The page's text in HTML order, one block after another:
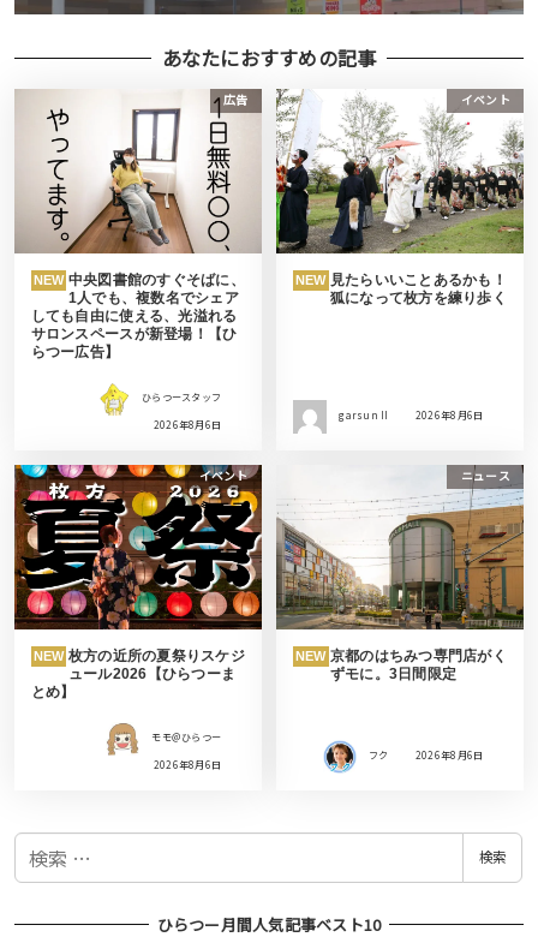
あなたにおすすめの記事
広告
NEW 中央図書館のすぐそばに、
1人でも、複数名でシェア
しても自由に使える、光溢れる
サロンスペースが新登場！【ひ
らつー広告】
ひらつースタッフ
2026年8月6日
イベント
NEW 見たらいいことあるかも！
狐になって枚方を練り歩く
garsun II 2026年8月6日
イベント
NEW 枚方の近所の夏祭りスケジ
ュール2026【ひらつーま
とめ】
モモ＠ひらつー
2026年8月6日
ニュース
NEW 京都のはちみつ専門店がく
ずモに。3日間限定
フク 2026年8月6日
検
検索
ひらつー月間人気記事ベスト10